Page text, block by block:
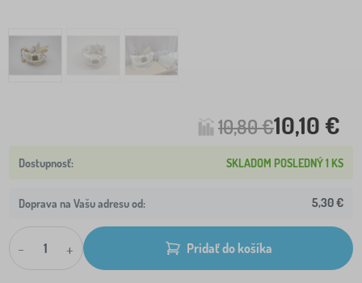
10,80 €10,10 €
SKLADOM POSLEDNÝ 1 KS
Doprava na Vašu adresu od: 5,30 €
- + Pridať do košíka